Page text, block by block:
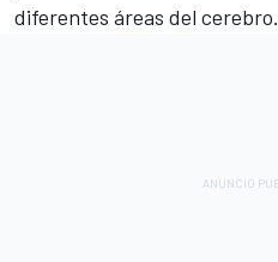
diferentes áreas del cerebro.